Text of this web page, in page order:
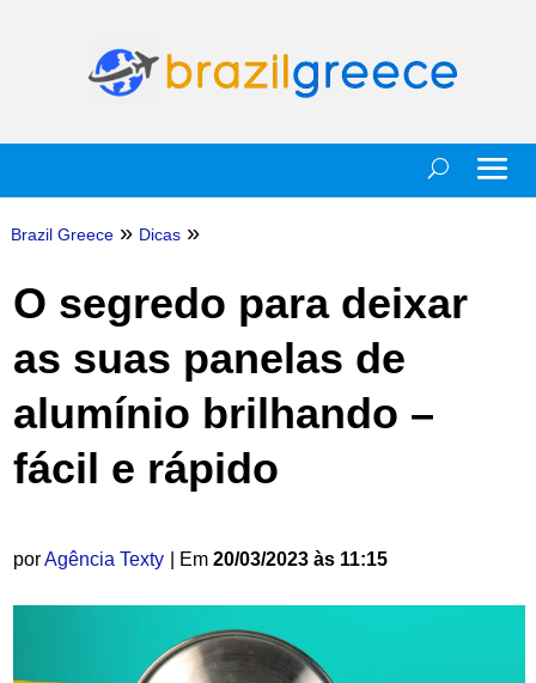
Brazil Greece » Dicas »
O segredo para deixar
as suas panelas de
alumínio brilhando –
fácil e rápido
porAgência Texty | Em 20/03/2023 às 11:15